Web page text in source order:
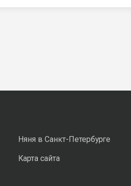
Няня в Санкт-Петербурге
Карта сайта